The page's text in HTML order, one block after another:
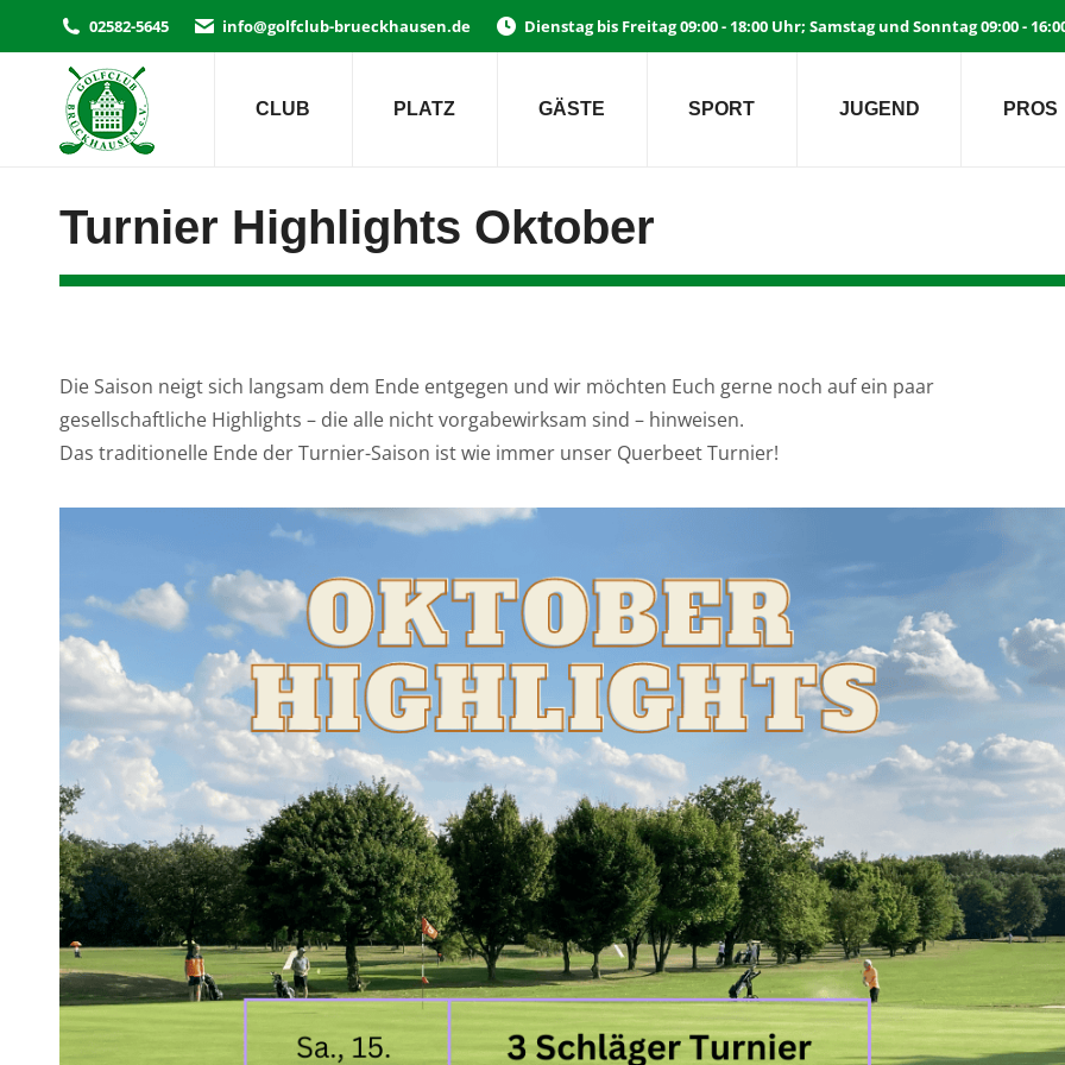
02582-5645 info@golfclub-brueckhausen.de Dienstag bis Freitag 09:00 - 18:00 Uhr; Samstag und Sonntag 09:00 -
CLUB PLATZ GÄSTE SPORT JUGEND PROS
Turnier Highlights Oktober
Die Saison neigt sich langsam dem Ende entgegen und wir möchten Euch gerne noch auf ein paar
gesellschaftliche Highlights – die alle nicht vorgabewirksam sind – hinweisen.
Das traditionelle Ende der Turnier-Saison ist wie immer unser Querbeet Turnier!